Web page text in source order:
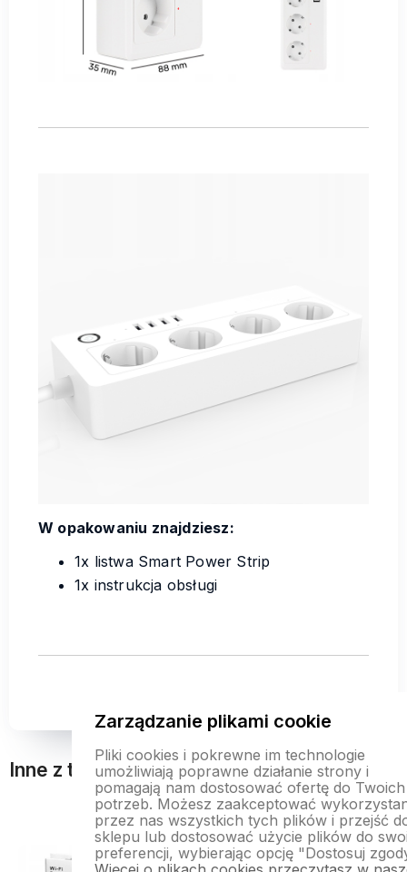
W opakowaniu znajdziesz:
1x listwa Smart Power Strip
1x instrukcja obsługi
Inne z tej kategorii
Do ulubionych
Do ulubionych Do
Do
Zarządzanie plikami cookie
Pliki cookies i pokrewne im technologie
umożliwiają poprawne działanie strony i
pomagają nam dostosować ofertę do Twoich
potrzeb. Możesz zaakceptować
przez nas wszystkich tych plików i przejść
sklepu lub dostosować użycie plików do
preferencji, wybierając opcję "Dostosuj